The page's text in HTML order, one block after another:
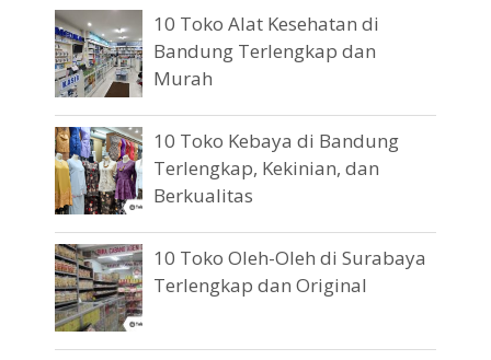
10 Toko Alat Kesehatan di
Bandung Terlengkap dan
Murah
10 Toko Kebaya di Bandung
Terlengkap, Kekinian, dan
Berkualitas
10 Toko Oleh-Oleh di Surabaya
Terlengkap dan Original